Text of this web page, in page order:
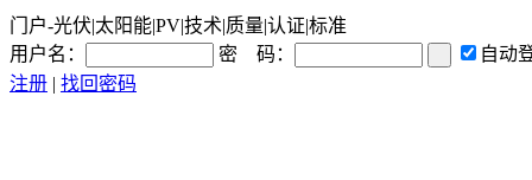
门户-光伏|太阳能|PV|技术|质量|认证|标准
用户名：
密 码：
自动
注册 | 找回密码